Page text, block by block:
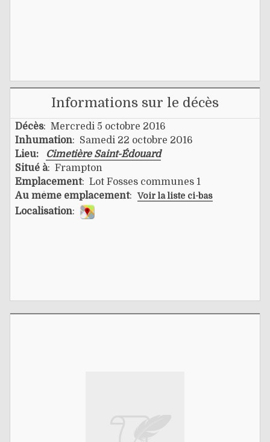
Informations sur le décès
Décès: Mercredi 5 octobre 2016
Inhumation: Samedi 22 octobre 2016
Lieu:
Cimetière Saint-Édouard
Situé à: Frampton
Emplacement: Lot Fosses communes 1
Au même emplacement: Voir la liste ci-bas
Localisation: